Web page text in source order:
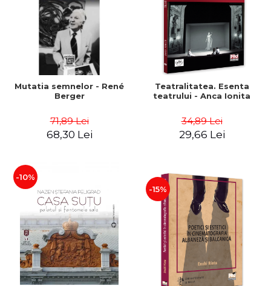
Mutatia semnelor - René
Berger
71,89 Lei
68,30 Lei
Teatralitatea. Esenta
teatrului - Anca Ionita
34,89 Lei
29,66 Lei
-10%
-15%